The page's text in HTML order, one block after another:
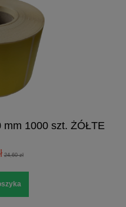
1000 szt. ŻÓŁTE
24,60 zł